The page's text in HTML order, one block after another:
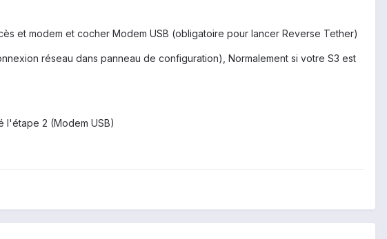
et modem et cocher Modem USB (obligatoire pour lancer Reverse Tether)
réseau dans panneau de configuration), Normalement si votre S3 est
l'étape 2 (Modem USB)